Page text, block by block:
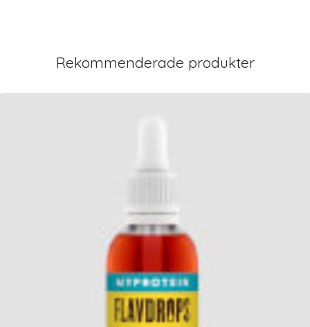
Rekommenderade produkter